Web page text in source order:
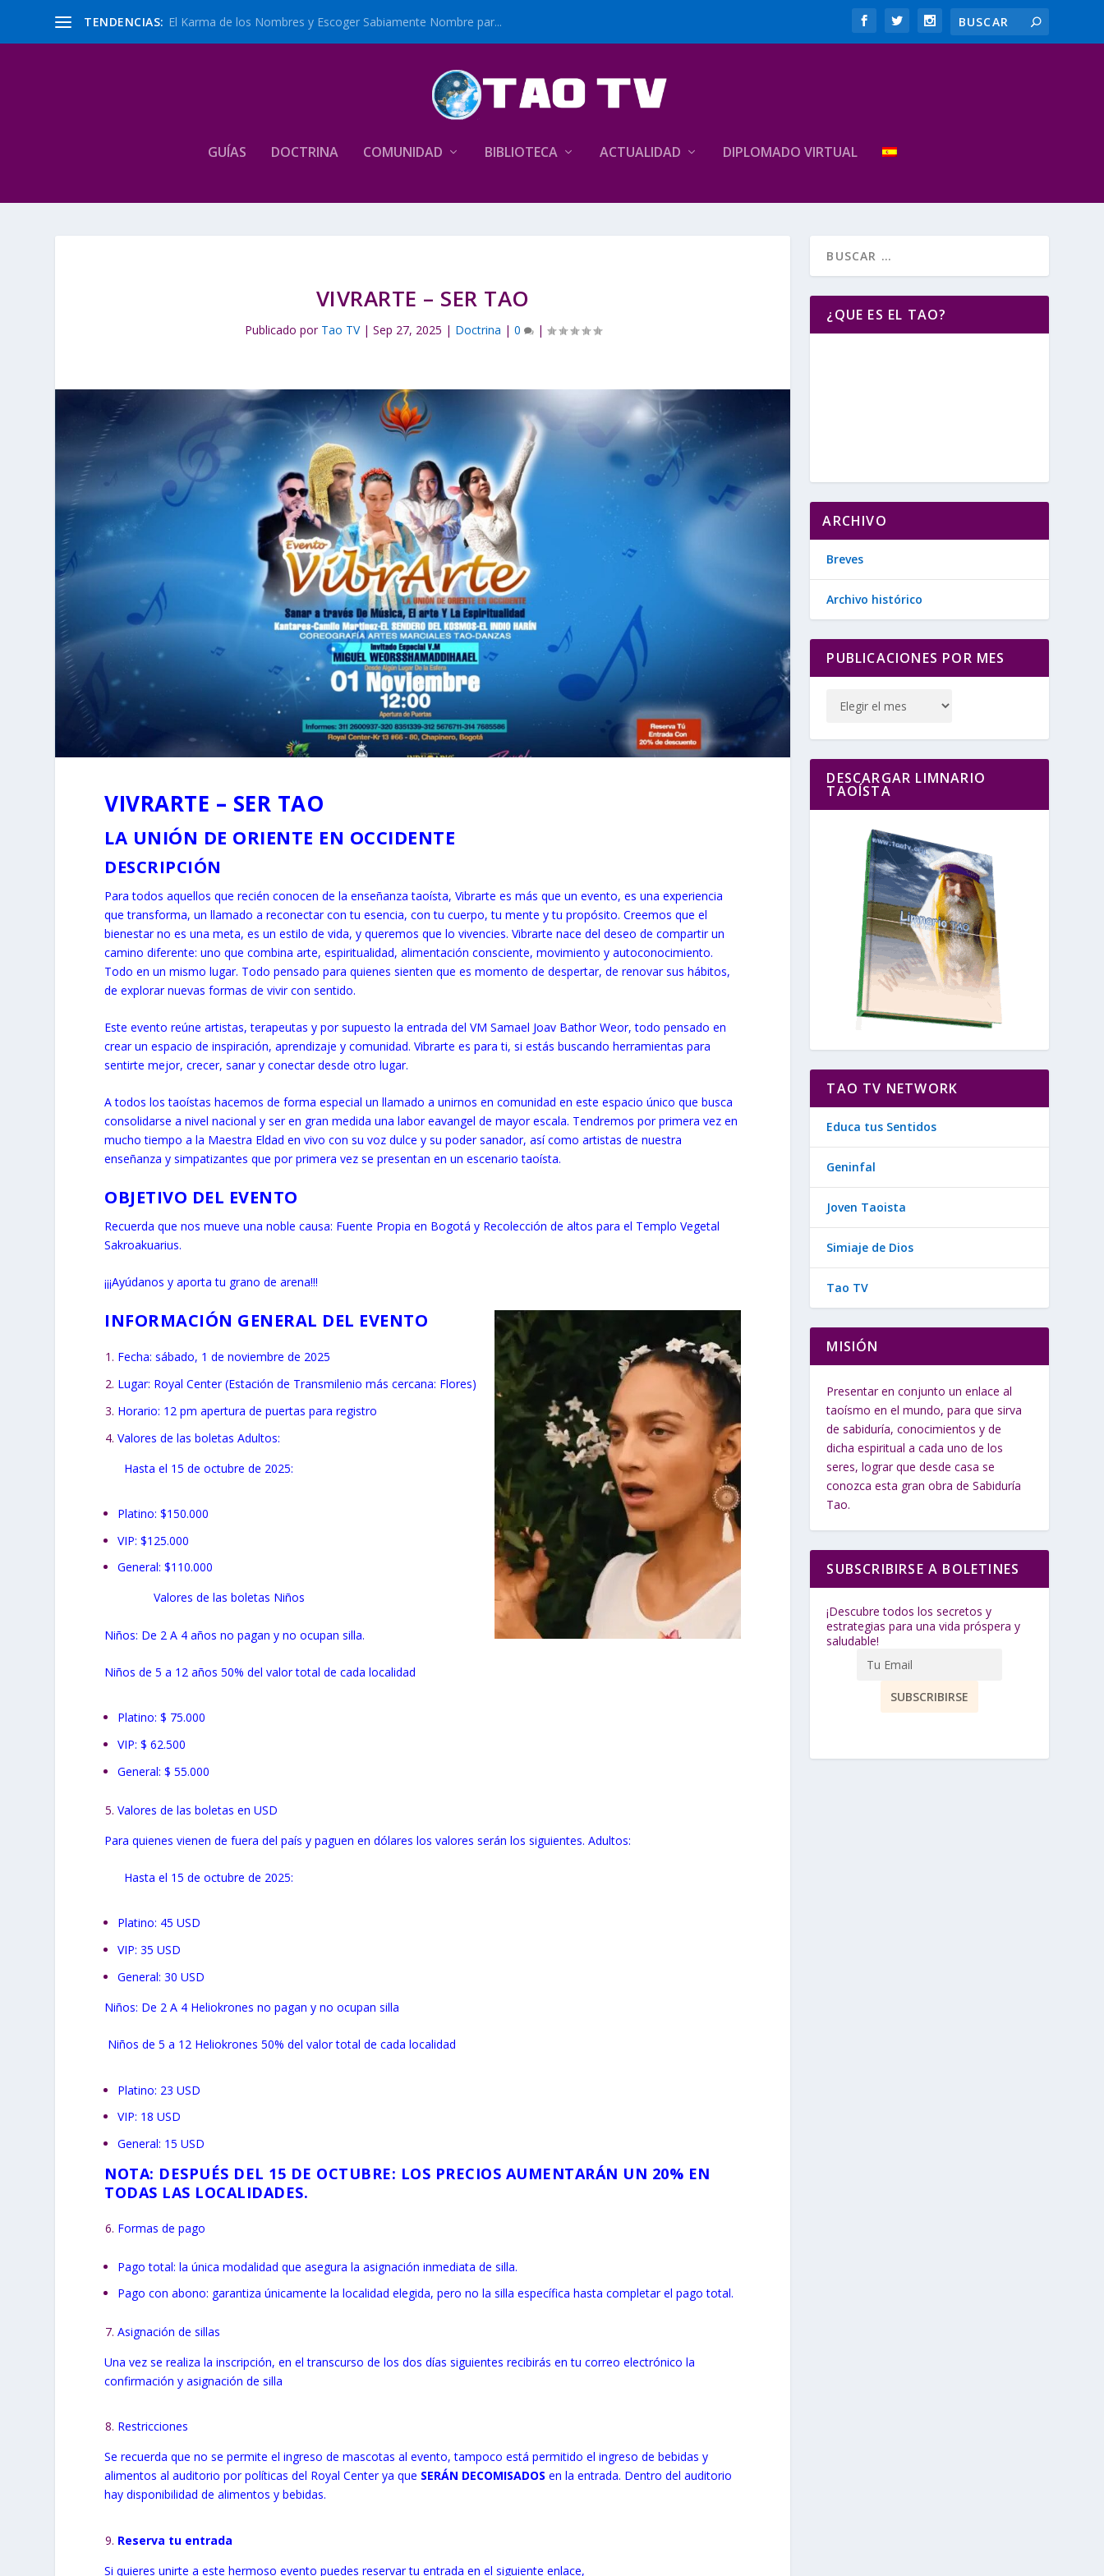
TENDENCIAS: El Karma de los Nombres y Escoger Sabiamente Nombre par...
GUÍAS DOCTRINA COMUNIDAD BIBLIOTECA ACTUALIDAD DIPLOMADO VIRTUAL
VIVRARTE – SER TAO
Publicado por Tao TV| Sep 27, 2025 | Doctrina | 0 |
VIVRARTE – SER TAO
LA UNIÓN DE ORIENTE EN OCCIDENTE
DESCRIPCIÓN
Para todos aquellos que recién conocen de la enseñanza taoísta, Vibrarte es más que un evento, es una experiencia
que transforma, un llamado a reconectar con tu esencia, con tu cuerpo, tu mente y tu propósito. Creemos que el
bienestar no es una meta, es un estilo de vida, y queremos que lo vivencies. Vibrarte nace del deseo de compartir un
camino diferente: uno que combina arte, espiritualidad, alimentación consciente, movimiento y autoconocimiento.
Todo en un mismo lugar. Todo pensado para quienes sienten que es momento de despertar, de renovar sus hábitos,
de explorar nuevas formas de vivir con sentido.
Este evento reúne artistas, terapeutas y por supuesto la entrada del VM Samael Joav Bathor Weor, todo pensado en
crear un espacio de inspiración, aprendizaje y comunidad. Vibrarte es para ti, si estás buscando herramientas para
sentirte mejor, crecer, sanar y conectar desde otro lugar.
A todos los taoístas hacemos de forma especial un llamado a unirnos en comunidad en este espacio único que busca
consolidarse a nivel nacional y ser en gran medida una labor eavangel de mayor escala. Tendremos por primera vez en
mucho tiempo a la Maestra Eldad en vivo con su voz dulce y su poder sanador, así como artistas de nuestra
enseñanza y simpatizantes que por primera vez se presentan en un escenario taoísta.
OBJETIVO DEL EVENTO
Recuerda que nos mueve una noble causa: Fuente Propia en Bogotá y Recolección de altos para el Templo Vegetal
Sakroakuarius.
¡¡¡Ayúdanos y aporta tu grano de arena!!!
INFORMACIÓN GENERAL DEL EVENTO
Fecha: sábado, 1 de noviembre de 2025
Lugar: Royal Center (Estación de Transmilenio más cercana: Flores)
Horario: 12 pm apertura de puertas para registro
Valores de las boletas Adultos:
Hasta el 15 de octubre de 2025:
Platino: $150.000
VIP: $125.000
General: $110.000
Valores de las boletas Niños
Niños: De 2 A 4 años no pagan y no ocupan silla.
Niños de 5 a 12 años 50% del valor total de cada localidad
Platino: $ 75.000
VIP: $ 62.500
General: $ 55.000
Valores de las boletas en USD
Para quienes vienen de fuera del país y paguen en dólares los valores serán los siguientes. Adultos:
Hasta el 15 de octubre de 2025:
Platino: 45 USD
VIP: 35 USD
General: 30 USD
Niños: De 2 A 4 Heliokrones no pagan y no ocupan silla
Niños de 5 a 12 Heliokrones 50% del valor total de cada localidad
Platino: 23 USD
VIP: 18 USD
General: 15 USD
NOTA: DESPUÉS DEL 15 DE OCTUBRE: LOS PRECIOS AUMENTARÁN UN 20% EN
TODAS LAS LOCALIDADES.
Formas de pago
Pago total: la única modalidad que asegura la asignación inmediata de silla.
Pago con abono: garantiza únicamente la localidad elegida, pero no la silla específica hasta completar el pago total.
Asignación de sillas
Una vez se realiza la inscripción, en el transcurso de los dos días siguientes recibirás en tu correo electrónico la
confirmación y asignación de silla
Restricciones
Se recuerda que no se permite el ingreso de mascotas al evento, tampoco está permitido el ingreso de bebidas y
alimentos al auditorio por políticas del Royal Center ya que SERÁN DECOMISADOS en la entrada. Dentro del auditorio
hay disponibilidad de alimentos y bebidas.
Reserva tu entrada
Si quieres unirte a este hermoso evento puedes reservar tu entrada en el siguiente enlace,
¿QUE ES EL TAO?
ARCHIVO
Breves
Archivo histórico
PUBLICACIONES POR MES
DESCARGAR LIMNARIO
TAOÍSTA
TAO TV NETWORK
Educa tus Sentidos
Geninfal
Joven Taoista
Simiaje de Dios
Tao TV
MISIÓN
Presentar en conjunto un enlace al
taoísmo en el mundo, para que sirva
de sabiduría, conocimientos y de
dicha espiritual a cada uno de los
seres, lograr que desde casa se
conozca esta gran obra de Sabiduría
Tao.
SUBSCRIBIRSE A BOLETINES
¡Descubre todos los secretos y
estrategias para una vida próspera y
saludable!